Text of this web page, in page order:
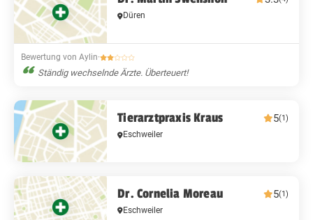
Düren
Bewertung von Aylin·
Ständig wechselnde Ärzte. Überteuert!
Tierarztpraxis Kraus 5(1)
Eschweiler
Dr. Cornelia Moreau 5(1)
Eschweiler